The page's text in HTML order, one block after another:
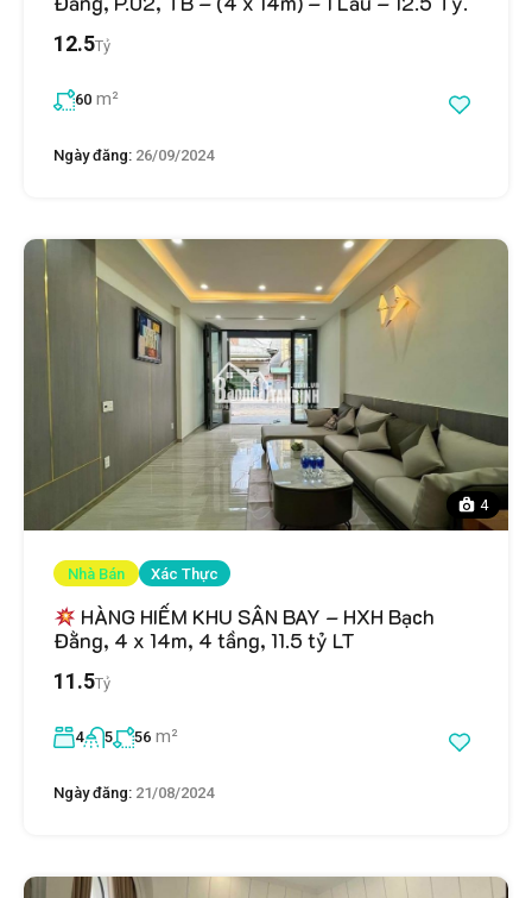
12.5Tỷ
60 m²
Ngày đăng: 26/09/2024
4
Nhà Bán Xác Thực
HÀNG HIẾM KHU SÂN BAY – HXH Bạch
Đằng, 4 x 14m, 4 tầng, 11.5 tỷ LT
11.5Tỷ
4 5 56 m²
Ngày đăng: 21/08/2024